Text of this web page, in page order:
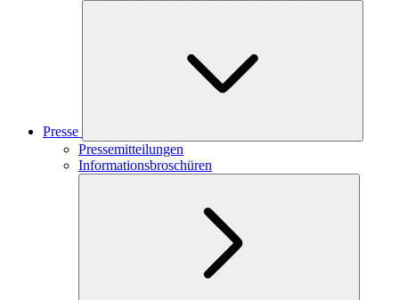
Presse
Pressemitteilungen
Informationsbroschüren